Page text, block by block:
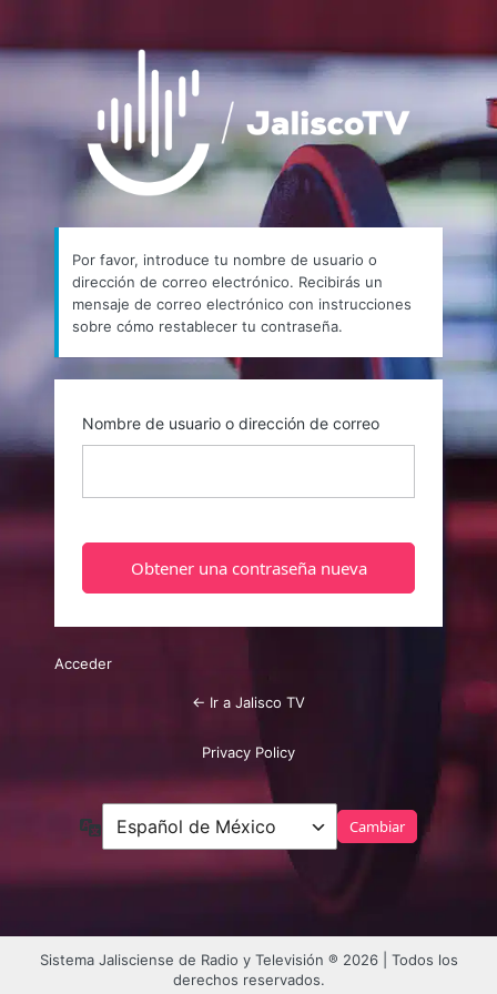
Contraseña
perdida
https://
Por favor, introduce tu nombre de usuario o
dirección de correo electrónico. Recibirás un
mensaje de correo electrónico con instrucciones
sobre cómo restablecer tu contraseña.
Nombre de usuario o dirección de correo
Acceder
← Ir a Jalisco TV
Privacy Policy
Idioma
Sistema Jalisciense de Radio y Televisión ® 2026 | Todos los
derechos reservados.